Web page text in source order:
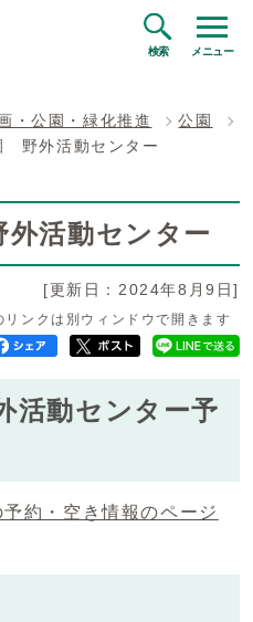
検索 メニュー
・公園・緑化推進
公園
野外活動センター
活動センター
[更新日：2024年8月9日]
リンクは別ウィンドウで開きます
活動センター予
約・空き情報のページ